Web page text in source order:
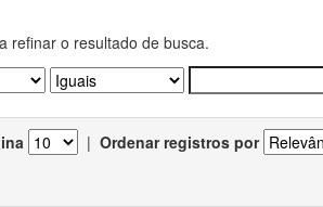
refinar o resultado de busca.
| Ordenar registros por